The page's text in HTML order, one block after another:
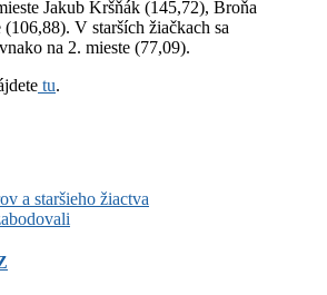
Jakub Kršňák (145,72), Broňa
V starších žiačkach sa
na 2. mieste (77,09).
tu.
a staršieho žiactva